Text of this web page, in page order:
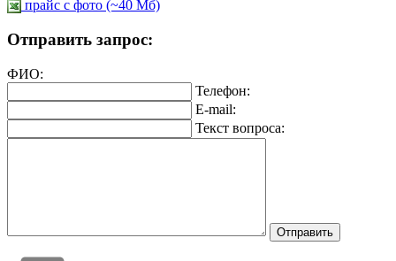
прайс c фото (~40 Мб)
Отправить запрос:
ФИО:
Телефон:
E-mail:
Текст вопроса: